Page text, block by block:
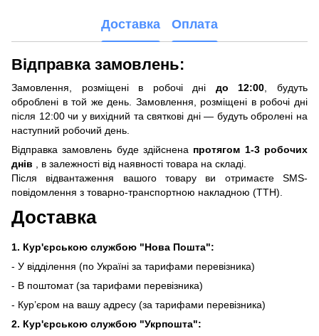
Доставка Оплата
Відправка замовлень:
Замовлення, розміщені в робочі дні до 12:00 , будуть
оброблені в той же день. Замовлення, розміщені в робочі дні
після 12:00 чи у вихідний та святкові дні — будуть обролені на
наступний робочий день.
Відправка замовлень буде здійснена протягом 1-3 робочих
днів , в залежності від наявності товара на складі.
Після відвантаження вашого товару ви отримаєте SMS-
повідомлення з товарно-транспортною накладною (ТТН).
Доставка
1. Кур'єрською службою "Нова Пошта":
- У відділення (по Україні за тарифами перевізника)
- В поштомат (за тарифами перевізника)
- Кур’єром на вашу адресу (за тарифами перевізника)
2. Кур'єрською службою "Укрпошта":